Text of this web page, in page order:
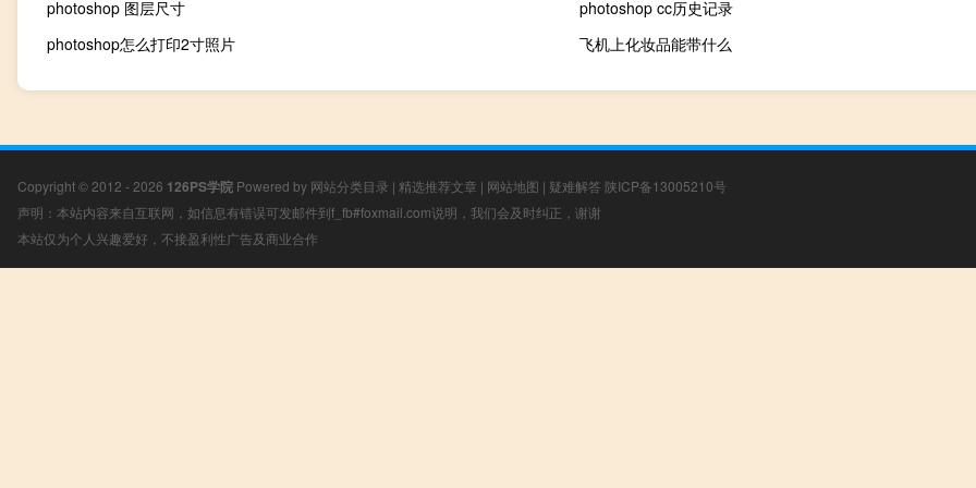
photoshop 图层尺寸
photoshop cc历史记录
photoshop怎么打印2寸照片
飞机上化妆品能带什么
Copyright © 2012 - 2026 126PS学院 Powered by 网站分类目录 | 精选推荐文章 | 网站地图 | 疑难解答 陕ICP备13005210号
声明：本站内容来自互联网，如信息有错误可发邮件到f_fb#foxmail.com说明，我们会及时纠正，谢谢
本站仅为个人兴趣爱好，不接盈利性广告及商业合作